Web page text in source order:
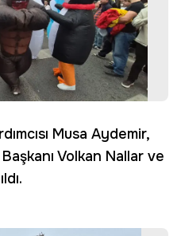
Musa Aydemir,
Volkan Nallar ve